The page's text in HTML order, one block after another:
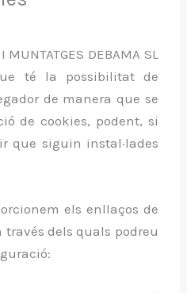
DEBAMA SL
té la possibilitat de
de manera que se
de cookies, podent, si
que siguin instal·lades
els enllaços de
través dels quals podreu